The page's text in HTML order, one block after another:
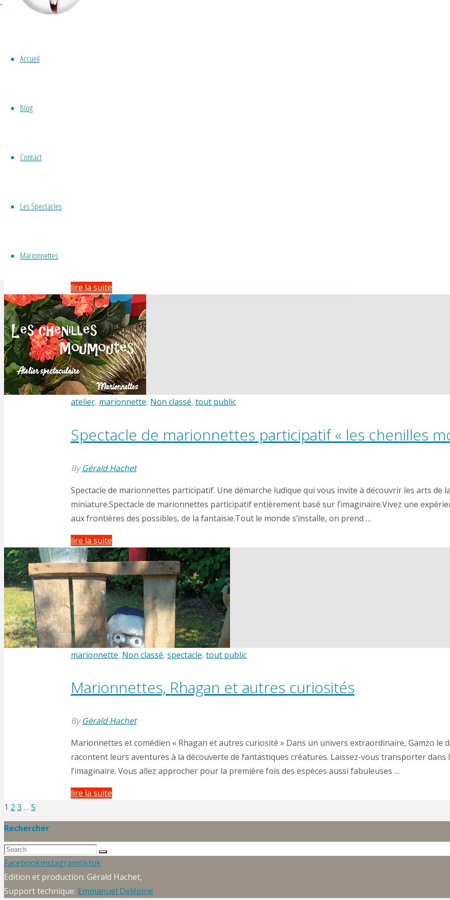
Accueil
Blog
Contact
Les Spectacles
Marionnettes
lire la suite"Spectacle
« Yao
et
YoYo »"
atelier, marionnette, Non classé, tout public
Spectacle de marionnettes participatif « les chenilles
By Gérald Hachet
Spectacle de marionnettes participatif. Une démarche ludique qui vous invite à découvrir les arts de
miniature.Spectacle de marionnettes participatif entièrement basé sur l’imaginaire.Vivez une
aux frontières des possibles, de la fantaisie.Tout le monde s’installe, on prend …
lire la suite"Spectacle
de
marionnettes
participatif
« les
chenilles
moumoutes »"
marionnette, Non classé, spectacle, tout public
Marionnettes, Rhagan et autres curiosités
By Gérald Hachet
Marionnettes et comédien « Rhagan et autres curiosité » Dans un univers extraordinaire, Gamzo le
racontent leurs aventures à la découverte de fantastiques créatures. Laissez-vous transporter
l’imaginaire. Vous allez approcher pour la première fois des espèces aussi fabuleuses …
lire la suite"Marionnettes,
et
Pagination
des
1 2 3 … 5
Rechercher
Search
for:
Search
Back
to
Top
Facebookinstagramtiktok
Edition et production: Gérald Hachet,
Support technique: Emmanuel Delépine